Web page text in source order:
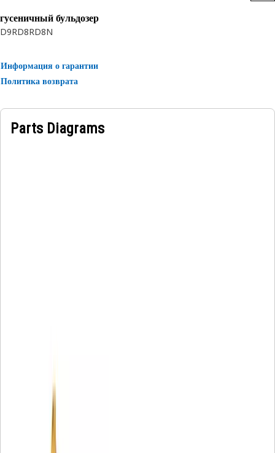
гусеничный бульдозер
D9RD8RD8N
Информация о гарантии
Политика возврата
Parts Diagrams